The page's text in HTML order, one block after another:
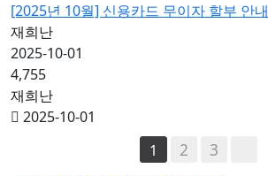
[2025년 10월] 신용카드 무이자 할부 안내
재희난
2025-10-01
4,755
재희난
2025-10-01
1
2 3